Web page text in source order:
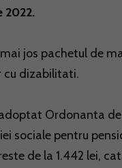
2022.
jos pachetul de
cu dizabilitati.
Ordonanta
sociale pentru
de la 1.442 lei,